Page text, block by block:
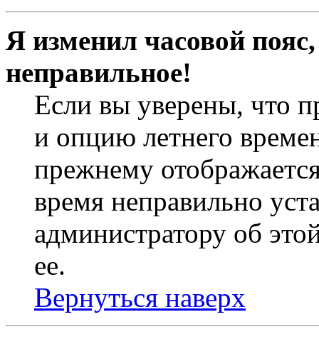
Я изменил часовой
неправильное!
Если вы уверены, что
и опцию летнего
прежнему
время неправильно
администратору об
ее.
Вернуться наверх